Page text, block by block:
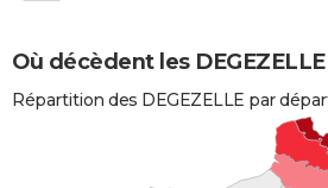
Où décèdent les DEGEZELLE
Répartition des DEGEZELLE par